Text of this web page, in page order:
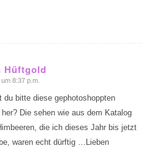
Hüftgold
8:37 p.m.
du bitte diese gephotoshoppten
her? Die sehen wie aus dem Katalog
die ich dieses Jahr bis jetzt
waren echt dürftig …Lieben